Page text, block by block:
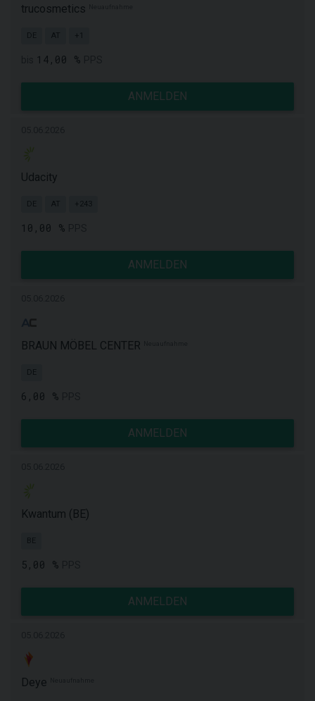
trucosmetics
DE AT +1
14,00 %
ANMELDEN
Udacity
DE AT +243
10,00 %
ANMELDEN
BRAUN MÖBEL CENTER
DE
6,00 %
ANMELDEN
Kwantum (BE)
BE
5,00 %
ANMELDEN
Deye